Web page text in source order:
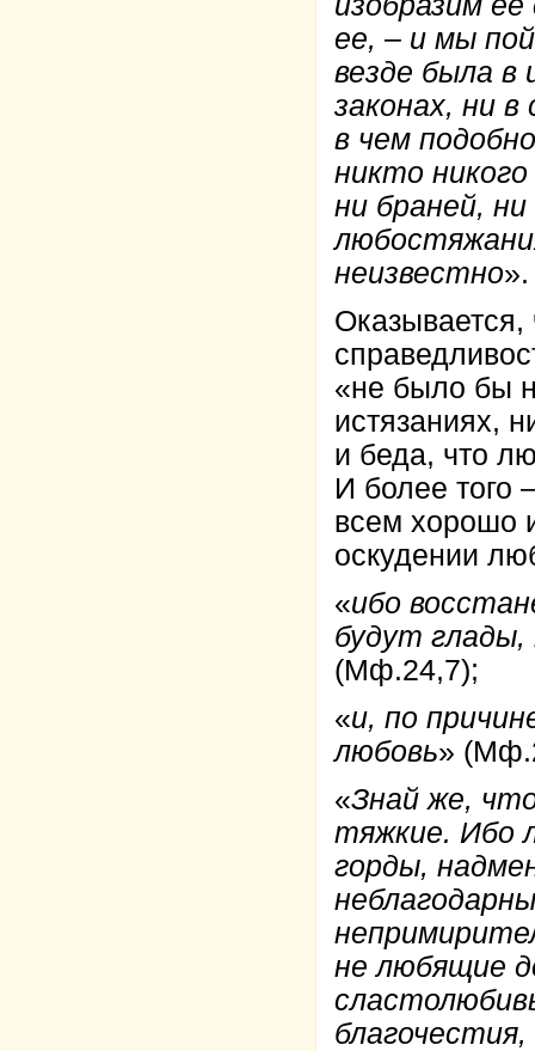
ее, – и мы
везде была в
законах, ни в
в чем
никто
ни браней,
неизвестно
«не было бы
истязаниях,
и беда, что
И более того
всем хорошо
оскудении
«ибо
будут
(Мф.24,7);
«и, по
любовь»
«Знай же,
тяжкие. Ибо
горды,
не любящие